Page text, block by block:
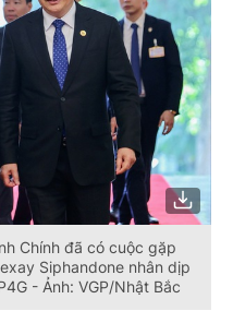
Chính đã có cuộc gặp
Siphandone nhân dịp
- Ảnh: VGP/Nhật Bắc